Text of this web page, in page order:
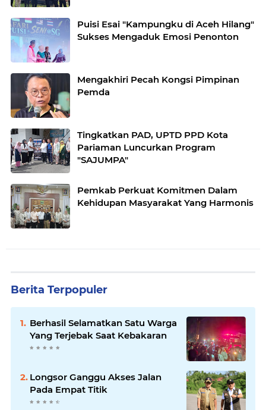
Puisi Esai "Kampungku di Aceh Hilang"
Sukses Mengaduk Emosi Penonton
Mengakhiri Pecah Kongsi Pimpinan
Pemda
Tingkatkan PAD, UPTD PPD Kota
Pariaman Luncurkan Program
"SAJUMPA"
Pemkab Perkuat Komitmen Dalam
Kehidupan Masyarakat Yang Harmonis
Berita Terpopuler
Berhasil Selamatkan Satu Warga
Yang Terjebak Saat Kebakaran
Longsor Ganggu Akses Jalan
Pada Empat Titik